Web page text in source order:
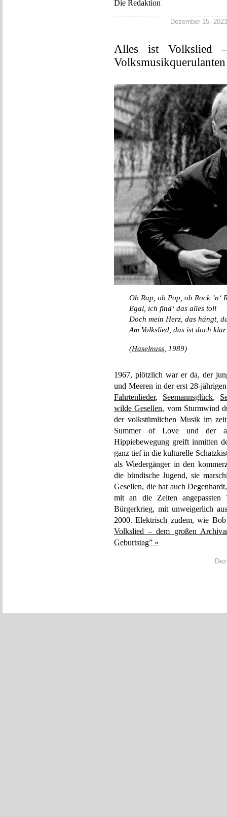
Die Redaktion
Dezember 15,
Alles ist Volkslied
Ob Rap, ob Pop, ob Rock ’n‘
Egal, ich find‘ das alles toll
Doch mein Herz, das hängt,
Am Volkslied, das ist doch klar
(Haselnuss , 1989)
1967, plötzlich war er da, der
und Meeren in der erst 28-
Fahrtenlieder, Seemannsglück,
wilde Gesellen, vom Sturmwind
der volkstümlichen Musik im
Summer of Love und der
Hippiebewegung greift inmitten
ganz tief in die kulturelle
als Wiedergänger in den
die bündische Jugend, sie
Gesellen, die hat auch
mit an die Zeiten
Bürgerkrieg, mit unweigerlich
2000. Elektrisch zudem, wie
Volkslied – dem großen
Geburtstag” »